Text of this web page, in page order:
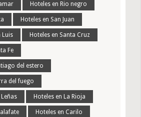
Hoteles en Rio negro
Hoteles en San Juan
Luis Hoteles en Santa Cruz
Fe
del estero
del fuego
Hoteles en La Rioja
Hoteles en Carilo